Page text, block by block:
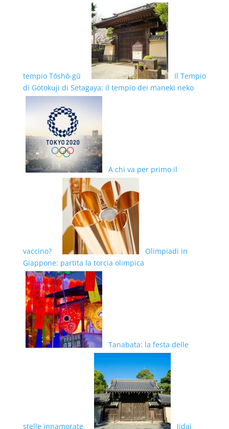
tempio Tōshō-gū
Il Tempio
di Gotokuji di Setagaya: il tempio dei maneki neko
A chi va per primo il
vaccino?
Olimpiadi in
Giappone: partita la torcia olimpica
Tanabata: la festa delle
stelle innamorate Jidai